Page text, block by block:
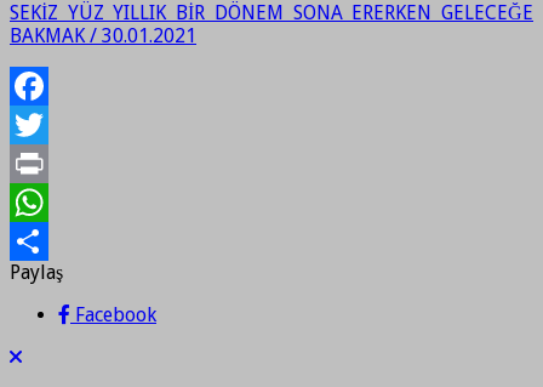
SEKİZ YÜZ YILLIK BİR DÖNEM SONA ERERKEN GELECEĞE
BAKMAK / 30.01.2021
Facebook
Twitter
Print
WhatsApp
Paylaş
Paylaş
Facebook